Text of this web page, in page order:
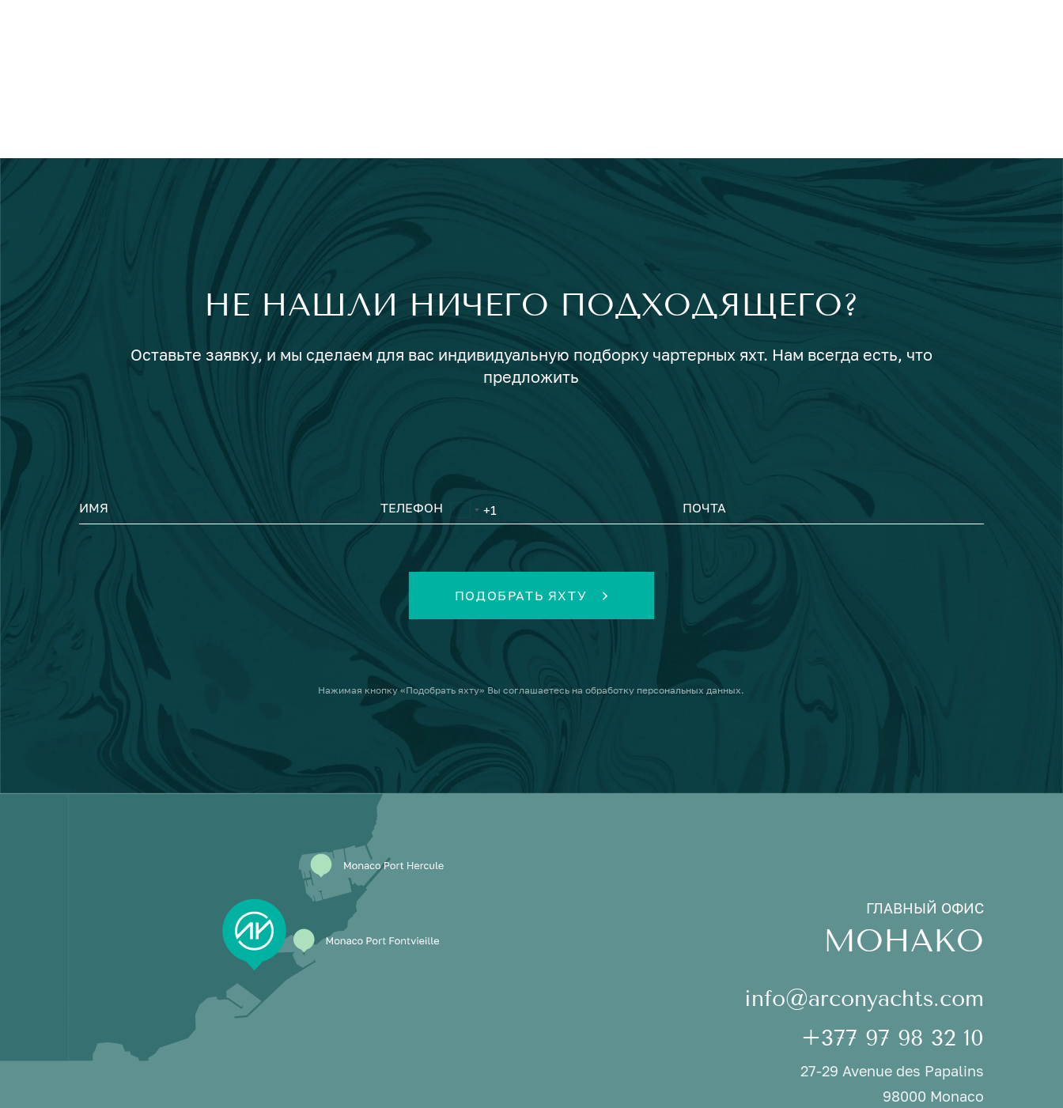
НЕ НАШЛИ НИЧЕГО ПОДХОДЯЩЕГО?
Оставьте заявку, и мы сделаем для вас индивидуальную подборку чартерных яхт. Нам всегда есть, что
предложить
ИМЯ ТЕЛЕФОН ПОЧТА
ПОДОБРАТЬ ЯХТУ
Нажимая кнопку«Подобрать яхту» Вы соглашаетесь наобработку персональных данных.
ГЛАВНЫЙ ОФИС
МОНАКО
info@arconyachts.com
+377 97 98 32 10
27-29 Avenue des Papalins
98000 Monaco